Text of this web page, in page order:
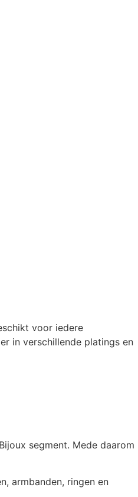
voor iedere
in verschillende platings en
segment. Mede daarom
armbanden, ringen en